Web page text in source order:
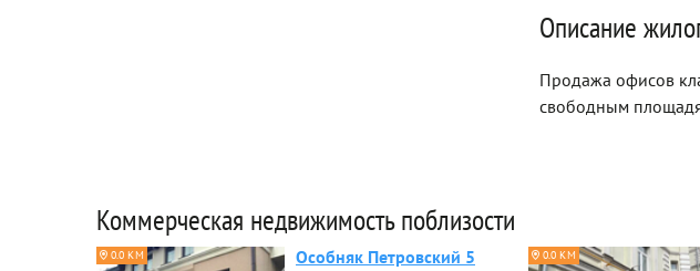
Описание
Продажа офисов
свободным
Коммерческая недвижимость поблизости
0.0 КМ Особняк Петровский 5 0.0 КМ